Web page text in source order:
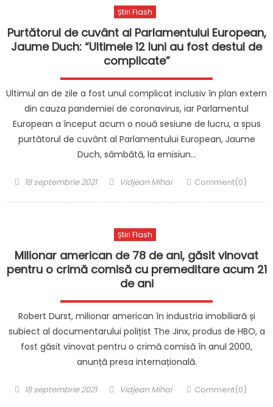
Știri Flash
Purtătorul de cuvânt al Parlamentului European,
Jaume Duch: “Ultimele 12 luni au fost destul de
complicate”
Ultimul an de zile a fost unul complicat inclusiv în plan extern
din cauza pandemiei de coronavirus, iar Parlamentul
European a început acum o nouă sesiune de lucru, a spus
purtătorul de cuvânt al Parlamentului European, Jaume
Duch, sâmbătă, la emisiun…
Posted
18 septembrie 2021 Author
Vidjean Mihai Comment(0)
Știri Flash
Milionar american de 78 de ani, găsit vinovat
pentru o crimă comisă cu premeditare acum 21
de ani
Robert Durst, milionar american în industria imobiliară și
subiect al documentarului polițist The Jinx, produs de HBO, a
fost găsit vinovat pentru o crimă comisă în anul 2000,
anunță presa internațională.
Posted
18 septembrie 2021 Author
Vidjean Mihai Comment(0)